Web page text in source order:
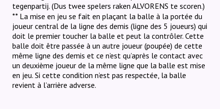
tegenpartij. (Dus twee spelers raken ALVORENS te scoren.)
** La mise en jeu se fait en plaçant la balle à la portée du
joueur central de la ligne des demis (ligne des 5 joueurs) qui
doit le premier toucher la balle et peut la contrôler. Cette
balle doit être passée à un autre joueur (poupée) de cette
même ligne des demis et ce n’est qu’après le contact avec
un deuxième joueur de la même ligne que la balle est mise
en jeu. Si cette condition n’est pas respectée, la balle
revient à l’arrière adverse.